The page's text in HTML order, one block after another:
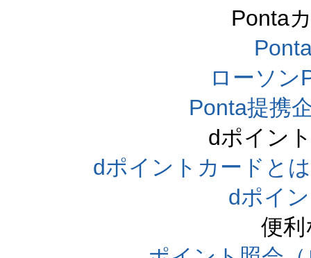
Ponta
ローソン
Ponta提携
dポイン
dポイントカードと
dポイ
便